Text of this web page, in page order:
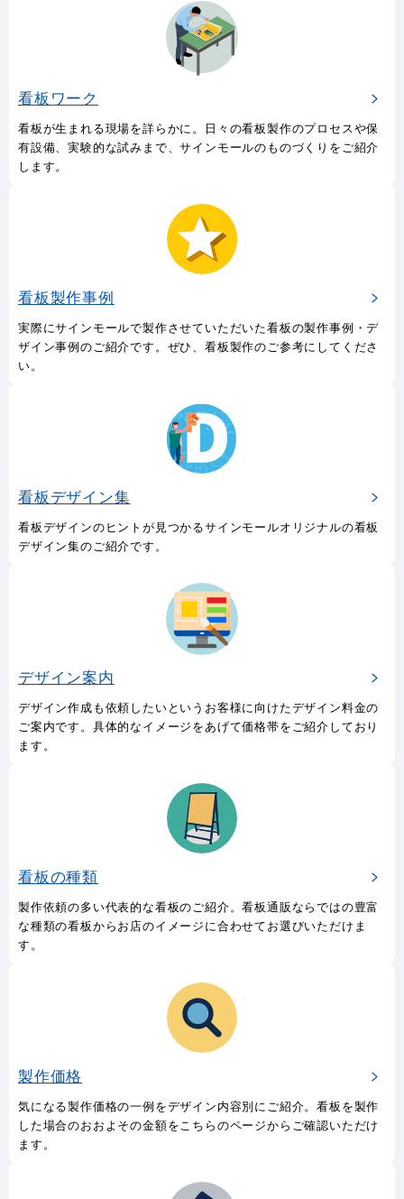
看板ワーク
看板が生まれる現場を詳らかに。日々の看板製作のプロセスや保
有設備、実験的な試みまで、サインモールのものづくりをご紹介
します。
看板製作事例
実際にサインモールで製作させていただいた看板の製作事例・デ
ザイン事例のご紹介です。ぜひ、看板製作のご参考にしてくださ
い。
看板デザイン集
看板デザインのヒントが見つかるサインモールオリジナルの看板
デザイン集のご紹介です。
デザイン案内
デザイン作成も依頼したいというお客様に向けたデザイン料金の
ご案内です。具体的なイメージをあげて価格帯をご紹介しており
ます。
看板の種類
製作依頼の多い代表的な看板のご紹介。看板通販ならではの豊富
な種類の看板からお店のイメージに合わせてお選びいただけま
す。
製作価格
気になる製作価格の一例をデザイン内容別にご紹介。看板を製作
した場合のおおよその金額をこちらのページからご確認いただけ
ます。